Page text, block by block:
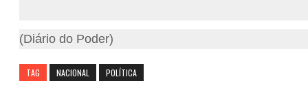
(Diário do Poder)
TAG NACIONAL POLÍTICA